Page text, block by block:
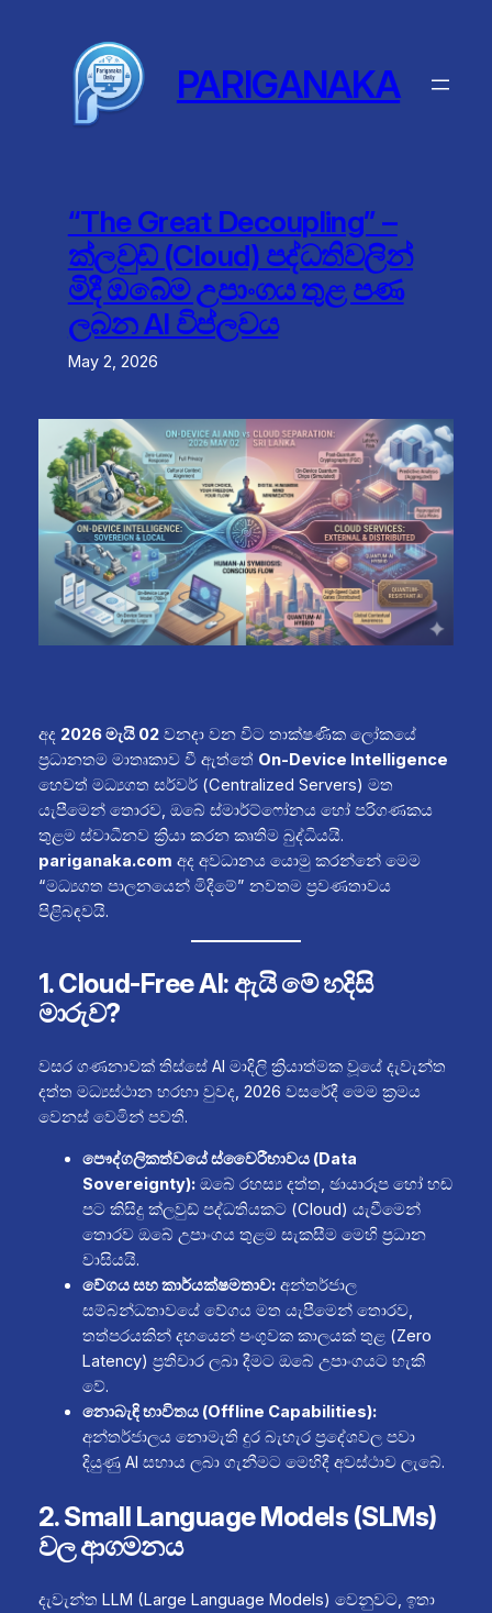
PARIGANAKA
“The Great Decoupling” –
ක්ලවුඩ් (Cloud) පද්ධතිවලින්
මිදී ඔබේම උපාංගය තුළ පණ
ලබන AI විප්ලවය
May 2, 2026
අද 2026 මැයි 02වනදා වන විට තාක්ෂණික ලෝකයේ
ප්‍රධානතම මාතෘකාව වී ඇත්තේ On-Device Intelligence
හෙවත් මධ්‍යගත සර්වර් (Centralized Servers) මත
යැපීමෙන් තොරව, ඔබේ ස්මාර්ට්ෆෝනය හෝ පරිගණකය
තුළම ස්වාධීනව ක්‍රියා කරන කෘතිම බුද්ධියයි.
pariganaka.com අද අවධානය යොමු කරන්නේ මෙම
“මධ්‍යගත පාලනයෙන් මිදීමේ” නවතම ප්‍රවණතාවය
පිළිබඳවයි.
1. Cloud-Free AI: ඇයි මේ හදිසි
මාරුව?
වසර ගණනාවක් තිස්සේ AI මාදිලි ක්‍රියාත්මක වූයේ දැවැන්ත
දත්ත මධ්‍යස්ථාන හරහා වුවද, 2026 වසරේදී මෙම ක්‍රමය
වෙනස් වෙමින් පවතී.
පෞද්ගලිකත්වයේ ස්වෛරීභාවය (Data
Sovereignty):ඔබේ රහස්‍ය දත්ත, ඡායාරූප හෝ හඬ
පට කිසිදු ක්ලවුඩ් පද්ධතියකට (Cloud) යැවීමෙන්
තොරව ඔබේ උපාංගය තුළම සැකසීම මෙහි ප්‍රධාන
වාසියයි.
වේගය සහ කාර්යක්ෂමතාව:අන්තර්ජාල
සම්බන්ධතාවයේ වේගය මත යැපීමෙන් තොරව,
තත්පරයකින් දහයෙන් පංගුවක කාලයක් තුළ (Zero
Latency) ප්‍රතිචාර ලබා දීමට ඔබේ උපාංගයට හැකි
වේ.
නොබැඳි භාවිතය (Offline Capabilities):
අන්තර්ජාලය නොමැති දුර බැහැර ප්‍රදේශවල පවා
දියුණු AI සහාය ලබා ගැනීමට මෙහිදී අවස්ථාව ලැබේ.
2. Small Language Models (SLMs)
වල ආගමනය
දැවැන්ත LLM (Large Language Models) වෙනුවට, ඉතා